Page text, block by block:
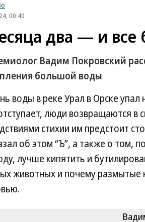
00:40
два — и все
Вадим Покровский
большой воды
воды в реке Урал в Орске
люди возвращаются в
стихии им предстоит
об этом “Ъ”, а также о
лучше кипятить и
животных и почему размытые